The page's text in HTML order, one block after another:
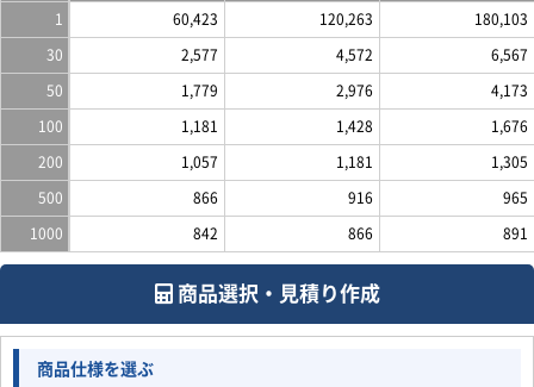
1 60,423 120,263 180,103
30 2,577 4,572 6,567
50 1,779 2,976 4,173
100 1,181 1,428 1,676
200 1,057 1,181 1,305
500 866 916 965
1000 842 866 891
商品選択・見積り作成
商品仕様を選ぶ